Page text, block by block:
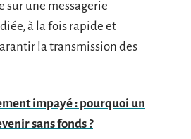
sur une messagerie
à la fois rapide et
la transmission des
impayé : pourquoi un
sans fonds ?